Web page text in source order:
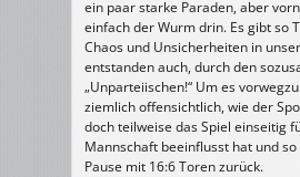
ein paar starke Paraden, aber
einfach der Wurm drin. Es gibt so
Chaos und Unsicherheiten in
entstanden auch, durch den
„Unparteiischen!“ Um es
ziemlich offensichtlich, wie der
doch teilweise das Spiel einseitig
Mannschaft beeinflusst hat und
Pause mit 16:6 Toren zurück.